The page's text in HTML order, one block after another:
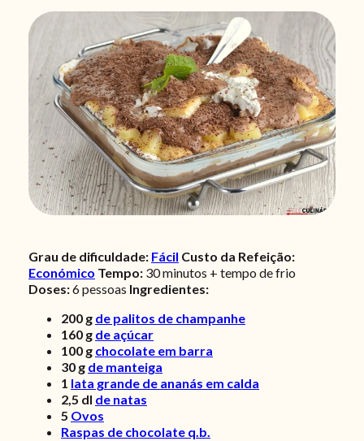
Grau de dificuldade: Fácil Custo da Refeição:
Económico Tempo: 30 minutos + tempo de frio
Doses:6pessoas Ingredientes:
200 g de palitos de champanhe
160 g de açúcar
100 g chocolate em barra
30 g de manteiga
1 lata grande de ananás em calda
2,5 dl de natas
5 Ovos
Raspas de chocolate q.b.